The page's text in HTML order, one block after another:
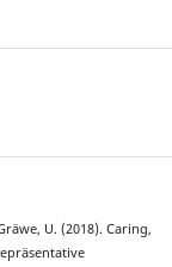
U. (2018). Caring,